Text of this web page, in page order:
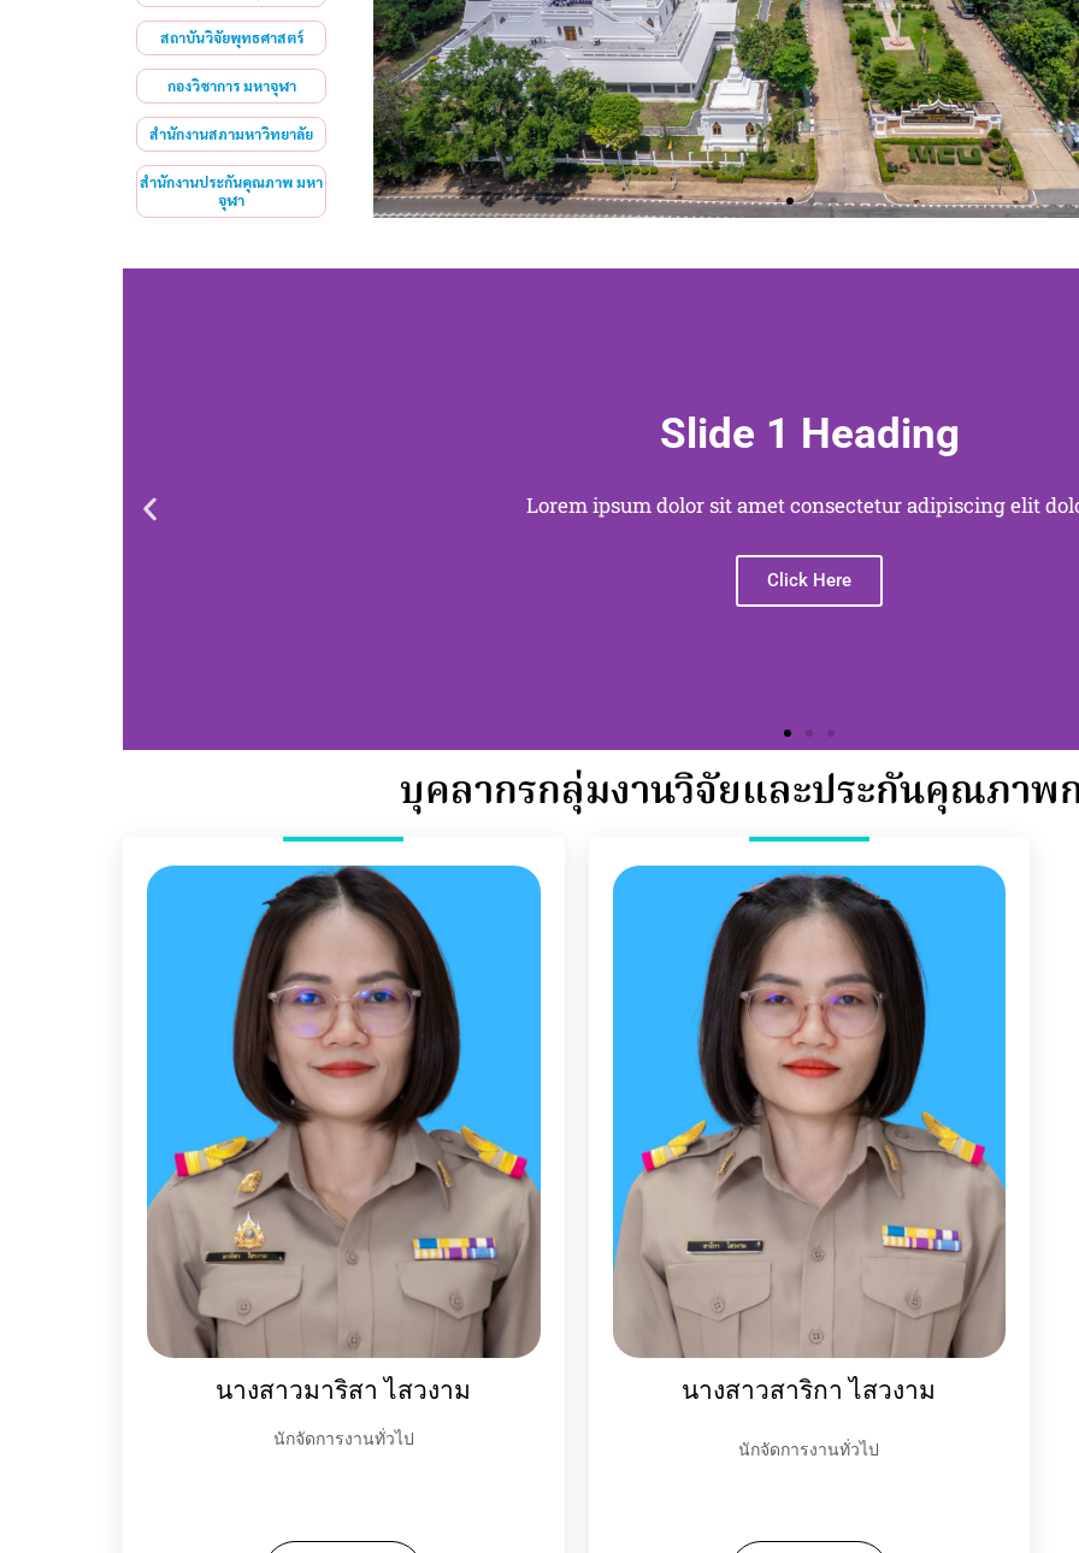
สถาบันวิจัยพุทธศาสตร์
กองวิชาการ มหาจุฬา
สำนักงานสภามหาวิทยาลัย
สำนักงานประกันคุณภาพ มหา
จุฬา
Slide 2 Heading
บุคลากรกลุ่มงานวิจัยและประกันคุณภาพ
นางสาวมาริสา ไสวงาม
นักจัดการงานทั่วไป
นางสาวสาริกา ไสวงาม
นักจัดการงานทั่วไป